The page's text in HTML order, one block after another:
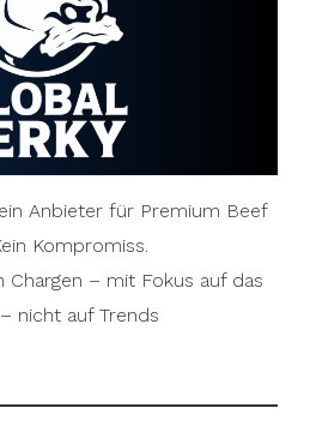
Anbieter für Premium Beef
Kompromiss.
Chargen – mit Fokus auf das
nicht auf Trends